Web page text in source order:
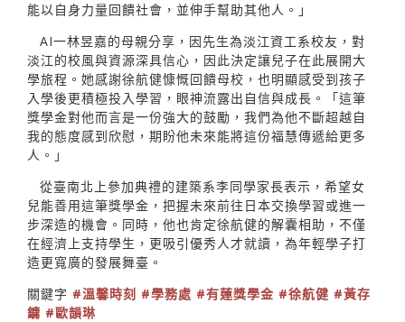
能以自身力量回饋社會，並伸手幫助其他人。」
AI一林昱嘉的母親分享，因先生為淡江資工系校友，對
淡江的校風與資源深具信心，因此決定讓兒子在此展開大
學旅程。她感謝徐航健慷慨回饋母校，也明顯感受到孩子
入學後更積極投入學習，眼神流露出自信與成長。「這筆
獎學金對他而言是一份強大的鼓勵，我們為他不斷超越自
我的態度感到欣慰，期盼他未來能將這份福慧傳遞給更多
人。」
從臺南北上參加典禮的建築系李同學家長表示，希望女
兒能善用這筆獎學金，把握未來前往日本交換學習或進一
步深造的機會。同時，他也肯定徐航健的解囊相助，不僅
在經濟上支持學生，更吸引優秀人才就讀，為年輕學子打
造更寬廣的發展舞臺。
關鍵字 #溫馨時刻 #學務處 #有蓮獎學金 #徐航健 #黃存
鏞 #歐韻琳